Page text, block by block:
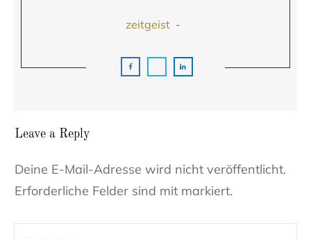
zeitgeist-
Leave a Reply
Deine E-Mail-Adresse wird nicht veröffentlicht.
Erforderliche Felder sind mit markiert.